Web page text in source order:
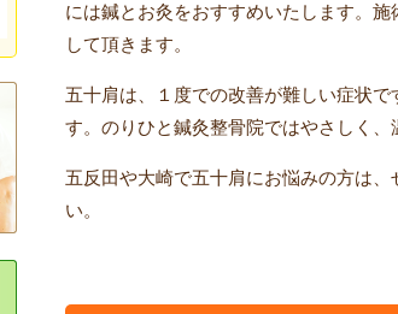
には鍼とお灸をおすすめいたします。
して頂きます。
五十肩は、１度での改善が難しい症状
す。のりひと鍼灸整骨院ではやさしく、
五反田や大崎で五十肩にお悩みの方は
い。